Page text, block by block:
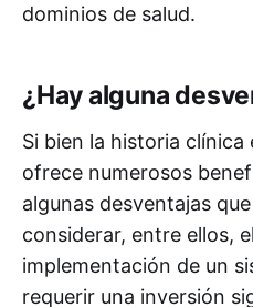
dominios de salud.
¿Hay alguna
Si bien la historia clínica
ofrece numerosos
algunas desventajas
considerar, entre ellos,
implementación de un
requerir una inversión